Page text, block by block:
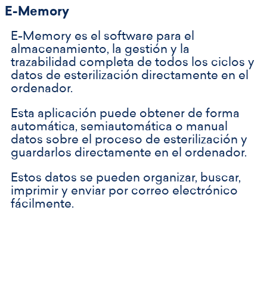
E-Memory
E-Memory es el software para el
almacenamiento, la gestión y la
trazabilidad completa de todos los ciclos y
datos de esterilización directamente en el
ordenador.
Esta aplicación puede obtener de forma
automática, semiautomática o manual
datos sobre el proceso de esterilización y
guardarlos directamente en el ordenador.
Estos datos se pueden organizar, buscar,
imprimir y enviar por correo electrónico
fácilmente.